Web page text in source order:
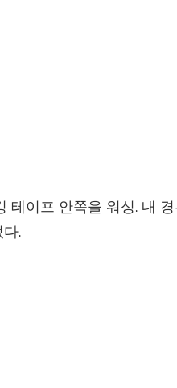
이프 안쪽을 워싱. 내
.